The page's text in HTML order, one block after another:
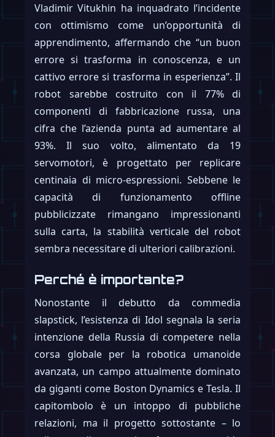
Vladimir Vitukhin ha inquadrato l’incidente
con ottimismo come un’opportunità di
apprendimento, affermando che “un buon
errore si trasforma in conoscenza, e un
cattivo errore si trasforma in esperienza”. Il
robot sarebbe costruito con il 77% di
componenti di fabbricazione russa, una
cifra che l’azienda punta ad aumentare al
93%. Il suo volto, alimentato da 19
servomotori, è progettato per replicare
centinaia di micro-espressioni. Sebbene le
capacità di funzionamento offline
pubblicizzate rimangano impressionanti
sulla carta, la stabilità verticale del robot
sembra necessitare di ulteriori calibrazioni.
Perché è importante?
Nonostante il debutto da commedia
slapstick, l’esistenza di Idol segnala la seria
intenzione della Russia di competere nella
corsa globale per la robotica umanoide
avanzata, un campo attualmente dominato
da giganti come Boston Dynamics e Tesla. Il
capitombolo è un intoppo di pubbliche
relazioni, ma il progetto sottostante – lo